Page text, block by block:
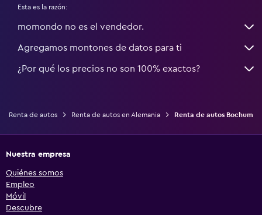
Esta es la razón:
momondo no es el vendedor.
Agregamos montones de datos para ti
¿Por qué los precios no son 100% exactos?
Renta de autos Renta de autos en Alemania Renta de autos Bochum
Nuestra empresa
Quiénes somos
Empleo
Móvil
Descubre